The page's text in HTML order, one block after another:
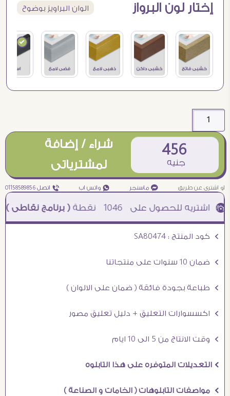
إختار لون البرواز الوان البراويز بوضوح
456
جنيه
شراء / إضافة
لمشترياتى
او اشترى عن طريق ¥ ماسنجر ₧ واتس اب ƒ اتصل 01158589856
1046 نقطة( برنامج نقاطى )à خصم 5% للعملاء الجدد à شحن مجانى عند الشراء ب 4000 جنيه à
Ö كود المنتج : SA80474
Ö ضمان 10 سنوات على منتجاتنا
Ö طباعة بجودة فائقة ( ضمان على الالوان )
Ö اكسسوارات التعليق + دليل تعليق مصور
Ö وقت الانتاج من 5 الى 10 ايام
Ö التعديلات المتوفره على هذا التابلوه
Ö مواصفات التابلوهات ( الخامات و الصناعة )